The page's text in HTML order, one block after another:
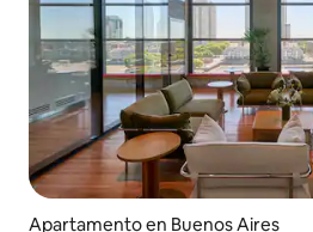
Apartamento en Buenos Aires